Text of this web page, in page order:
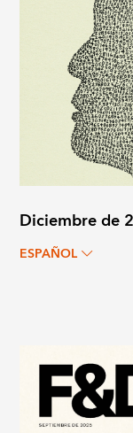
Diciembre de
ESPAÑOL